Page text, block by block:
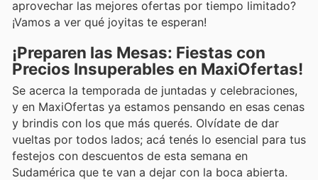
aprovechar las mejores ofertas por tiempo limitado?
¡Vamos a ver qué joyitas te esperan!
¡Preparen las Mesas: Fiestas con
Precios Insuperables en MaxiOfertas!
Se acerca la temporada de juntadas y celebraciones,
y en MaxiOfertas ya estamos pensando en esas cenas
y brindis con los que más querés. Olvídate de dar
vueltas por todos lados; acá tenés lo esencial para tus
festejos con descuentos de esta semana en
Sudamérica que te van a dejar con la boca abierta.